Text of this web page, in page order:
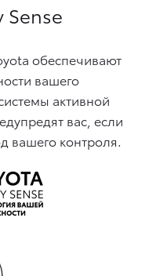
Sense
обеспечивают
вашего
активной
вас, если
вашего контроля.